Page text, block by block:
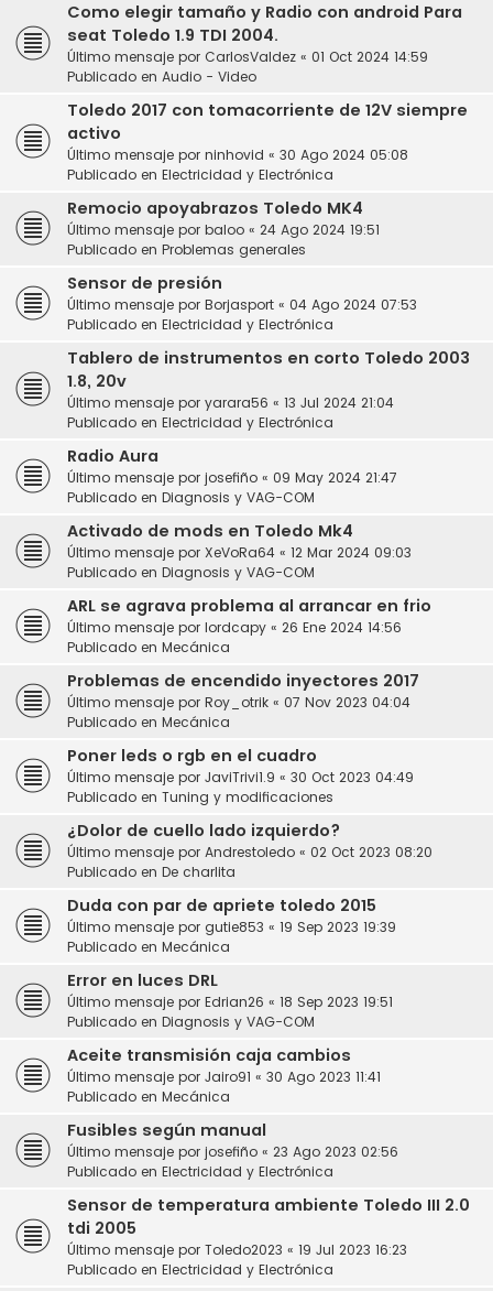
Como elegir tamaño y Radio con android Para
seat Toledo 1.9 TDI 2004.
Último mensaje por CarlosValdez « 01 Oct 2024 14:59
Publicado en Audio - Video
Toledo 2017 con tomacorriente de 12V siempre
activo
Último mensaje por ninhovid « 30 Ago 2024 05:08
Publicado en Electricidad y Electrónica
Remocio apoyabrazos Toledo MK4
Último mensaje por baloo « 24 Ago 2024 19:51
Publicado en Problemas generales
Sensor de presión
Último mensaje por Borjasport « 04 Ago 2024 07:53
Publicado en Electricidad y Electrónica
Tablero de instrumentos en corto Toledo 2003
1.8, 20v
Último mensaje por yarara56 « 13 Jul 2024 21:04
Publicado en Electricidad y Electrónica
Radio Aura
Último mensaje por josefiño « 09 May 2024 21:47
Publicado en Diagnosis y VAG-COM
Activado de mods en Toledo Mk4
Último mensaje por XeVoRa64 « 12 Mar 2024 09:03
Publicado en Diagnosis y VAG-COM
ARL se agrava problema al arrancar en frio
Último mensaje por lordcapy « 26 Ene 2024 14:56
Publicado en Mecánica
Problemas de encendido inyectores 2017
Último mensaje por Roy_otrik « 07 Nov 2023 04:04
Publicado en Mecánica
Poner leds o rgb en el cuadro
Último mensaje por JaviTrivi1.9 « 30 Oct 2023 04:49
Publicado en Tuning y modificaciones
¿Dolor de cuello lado izquierdo?
Último mensaje por Andrestoledo « 02 Oct 2023 08:20
Publicado en De charlita
Duda con par de apriete toledo 2015
Último mensaje por gutie853 « 19 Sep 2023 19:39
Publicado en Mecánica
Error en luces DRL
Último mensaje por Edrian26 « 18 Sep 2023 19:51
Publicado en Diagnosis y VAG-COM
Aceite transmisión caja cambios
Último mensaje por Jairo91 « 30 Ago 2023 11:41
Publicado en Mecánica
Fusibles según manual
Último mensaje por josefiño « 23 Ago 2023 02:56
Publicado en Electricidad y Electrónica
Sensor de temperatura ambiente Toledo III 2.0
tdi 2005
Último mensaje por Toledo2023 « 19 Jul 2023 16:23
Publicado en Electricidad y Electrónica